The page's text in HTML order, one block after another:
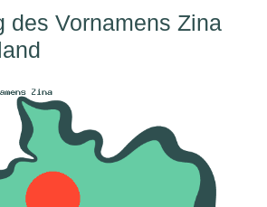
des Vornamens Zina